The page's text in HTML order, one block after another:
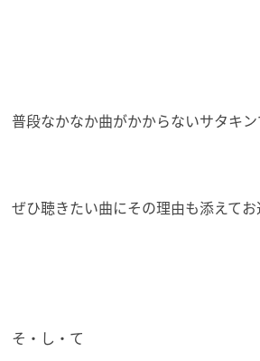
普段なかなか曲がかからないサタキン
ぜひ聴きたい曲にその理由も添えて
そ・し・て